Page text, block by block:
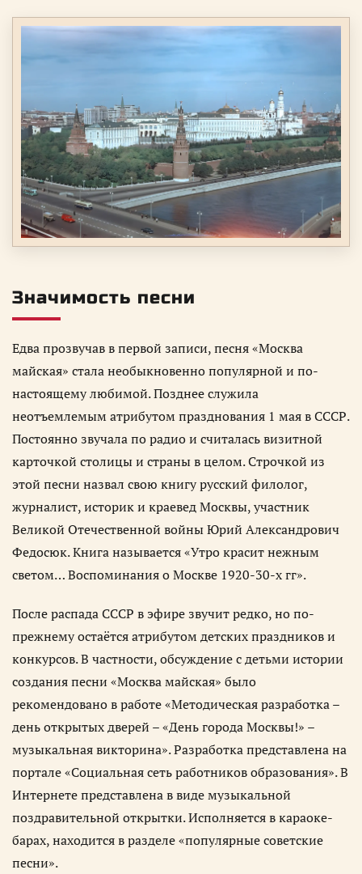
Значимость песни
Едва прозвучав в первой записи, песня «Москва
майская» стала необыкновенно популярной и по-
настоящему любимой. Позднее служила
неотъемлемым атрибутом празднования 1 мая в СССР.
Постоянно звучала по радио и считалась визитной
карточкой столицы и страны в целом. Строчкой из
этой песни назвал свою книгу русский филолог,
журналист, историк и краевед Москвы, участник
Великой Отечественной войны Юрий Александрович
Федосюк. Книга называется «Утро красит нежным
светом… Воспоминания о Москве 1920-30-х гг».
После распада СССР в эфире звучит редко, но по-
прежнему остаётся атрибутом детских праздников и
конкурсов. В частности, обсуждение с детьми истории
создания песни «Москва майская» было
рекомендовано в работе «Методическая разработка –
день открытых дверей – «День города Москвы!» –
музыкальная викторина». Разработка представлена на
портале «Социальная сеть работников образования». В
Интернете представлена в виде музыкальной
поздравительной открытки. Исполняется в караоке-
барах, находится в разделе «популярные советские
песни».